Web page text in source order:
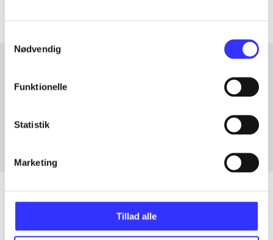
Nødvendig
Funktionelle
Statistik
Marketing
Tillad alle
Artikler med samme emner
Artikler